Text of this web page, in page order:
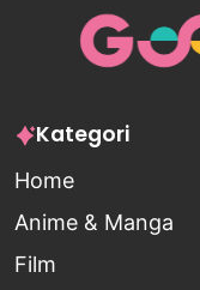
Kategori
Home
Anime & Manga
Film